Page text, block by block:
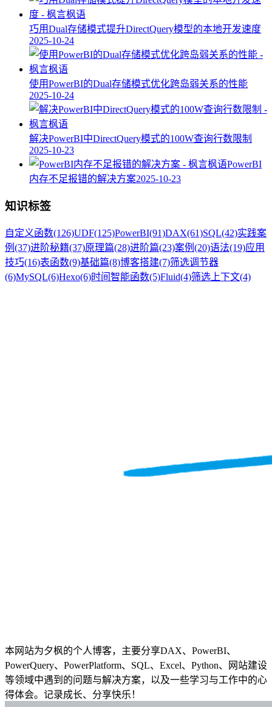
巧用Dual存储模式提升DirectQuery模型的本地开发速度
2025-10-24
使用PowerBI的Dual存储模式优化跨岛弱关系的性能
2025-10-24
解决PowerBI中DirectQuery模式的100W查询行数限制
2025-10-23
PowerBI
内存不足报错的解决方案2025-10-23
知识标签
自定义函数(126)UDF(125)PowerBI(91)DAX(61)SQL(42)实践案
例 (37)进阶秘籍(37)原理篇(28)进阶篇(23)案例 (20)语法(19)应用
技巧(16)表函数(9)基础篇(8)博客搭建(7)筛选调节器
(6)MySQL(6)Hexo(6)时间智能函数(5)Fluid(4)筛选上下文(4)
本网站为夕枫的个人博客，主要分享DAX、PowerBI、
PowerQuery、PowerPlatform、SQL、Excel、Python、网站建设
等领域中遇到的问题与解决方案，以及一些学习与工作中的心
得体会。记录成长、分享快乐！